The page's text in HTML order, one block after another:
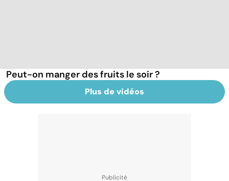
Peut-on manger des fruits le soir ?
Plus de vidéos